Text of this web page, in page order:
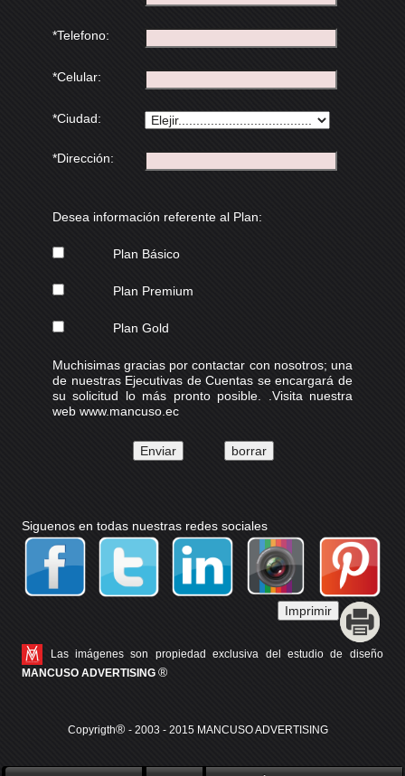
*Telefono:
*Celular:
*Ciudad:
*Dirección:
Desea información referente al Plan:
Plan Básico
Plan Premium
Plan Gold
Muchisimas gracias por contactar con nosotros; una
de nuestras Ejecutivas de Cuentas se encargará de
su solicitud lo más pronto posible. .Visita nuestra
web www.mancuso.ec
Siguenos en todas nuestras redes sociales
Las imágenes son propiedad exclusiva del estudio de diseño
MANCUSO ADVERTISING®
Copyrigth® - 2003 - 2015 MANCUSO ADVERTISING